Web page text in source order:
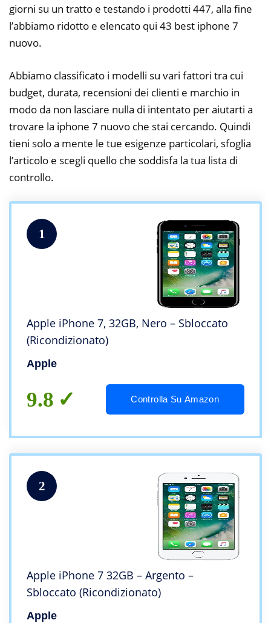
giorni su un tratto e testando i prodotti 447, alla fine
l’abbiamo ridotto e elencato qui 43 best iphone 7
nuovo.
Abbiamo classificato i modelli su vari fattori tra cui
budget, durata, recensioni dei clienti e marchio in
modo da non lasciare nulla di intentato per aiutarti a
trovare la iphone 7 nuovo che stai cercando. Quindi
tieni solo a mente le tue esigenze particolari, sfoglia
l’articolo e scegli quello che soddisfa la tua lista di
controllo.
1
Apple iPhone 7, 32GB, Nero – Sbloccato
(Ricondizionato)
Apple
9.8 Controlla Su Amazon
2
Apple iPhone 7 32GB – Argento –
Sbloccato (Ricondizionato)
Apple